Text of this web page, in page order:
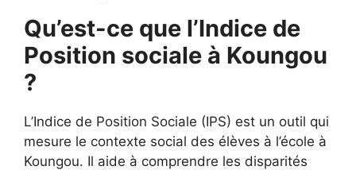
Qu’est-ce que l’Indice de
Position sociale à Koungou
?
L’Indice de Position Sociale (IPS) est un outil qui
mesure le contexte social des élèves à l’école à
Koungou. Il aide à comprendre les disparités